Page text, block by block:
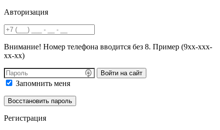
Авторизация
Внимание! Номер телефона вводится без 8. Пример (9хх-ххх-
хх-хх)
Войти на сайт
Запомнить меня
Регистрация